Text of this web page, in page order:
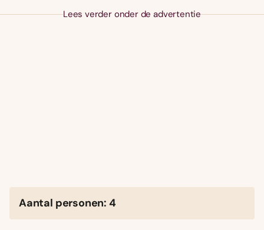
Lees verder onder de advertentie
Aantal personen: 4